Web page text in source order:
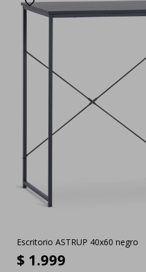
Escritorio ASTRUP 40x60 negro
$ 1.999